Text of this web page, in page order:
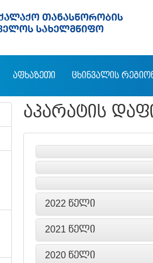
ᲐᲤᲮᲐᲖᲔᲗᲘ ᲪᲮᲘᲜᲕᲐᲚᲘᲡ
ᲐᲞᲐᲠᲐᲢᲘᲡ
2022 ᲬᲔᲚᲘ
2021 ᲬᲔᲚᲘ
2020 ᲬᲔᲚᲘ